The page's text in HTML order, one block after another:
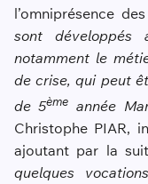
l’omniprésence
sont développés
notamment le
de crise, qui peut
de 5ème année
Christophe PIAR,
ajoutant par la
quelques